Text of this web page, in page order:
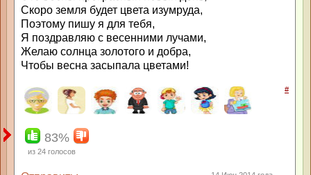
Скоро земля будет цвета изумруда,
Поэтому пишу я для тебя,
Я поздравляю с весенними лучами,
Желаю солнца золотого и добра,
Чтобы весна засыпала цветами!
#
83%
из 24 голосов